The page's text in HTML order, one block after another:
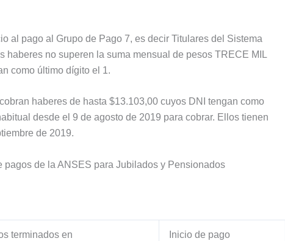
al pago al Grupo de Pago 7, es decir Titulares del Sistema
haberes no superen la suma mensual de pesos TRECE MIL
como último dígito el 1.
haberes de hasta $13.103,00 cuyos DNI tengan como
desde el 9 de agosto de 2019 para cobrar. Ellos tienen
de 2019.
de la ANSES para Jubilados y Pensionados
terminados en Inicio de pago